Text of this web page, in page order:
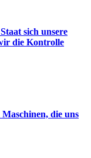
sich unsere
die Kontrolle
die uns